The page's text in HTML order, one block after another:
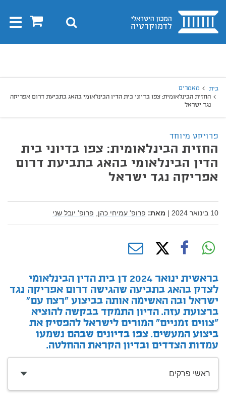
בית 0 חיפוש
בית
מאמרים
החזית הבינלאומית: צפו בדיוני בית הדין הבינלאומי בהאג בתביעת דרום אפריקה
נגד ישראל
פרויקט מיוחד
החזית הבינלאומית: צפו בדיוני בית
הדין הבינלאומי בהאג בתביעת דרום
אפריקה נגד ישראל
10 בינואר 2024 | מאת: פרופ' עמיחי כהן, פרופ' יובל שני
בראשית ינואר 2024 דן בית הדין הבינלאומי
לצדק בהאג בתביעה שהגישה דרום אפריקה נגד
ישראל ובה האשימה אותה בביצוע "רצח עם"
ברצועת עזה. הדיון התמקד בבקשה להוציא
"צווים זמניים" המורים לישראל להפסיק את
ביצוע המעשים. צפו בדיונים שבהם נשמעו
עמדות הצדדים ובדיון הקראת ההחלטה.
ראשי פרקים